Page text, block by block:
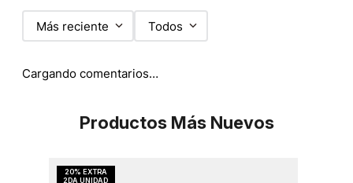
Más reciente Todos
Cargando comentarios…
Productos Más Nuevos